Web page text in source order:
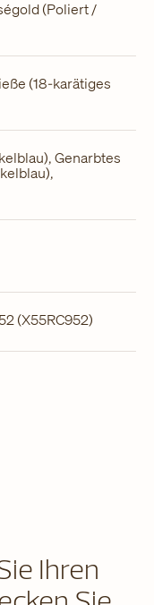
(Poliert /
(18-karätiges
Genarbtes
(X55RC952)
Ihren